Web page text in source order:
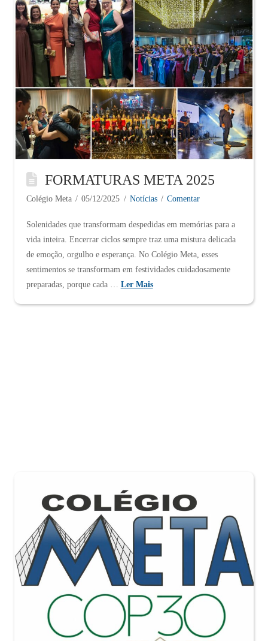
FORMATURAS META 2025
Colégio Meta 05/12/2025 Notícias Comentar
Solenidades que transformam despedidas em memórias para a
vida inteira. Encerrar ciclos sempre traz uma mistura delicada
de emoção, orgulho e esperança. No Colégio Meta, esses
sentimentos se transformam em festividades cuidadosamente
preparadas, porque cada … Ler Mais